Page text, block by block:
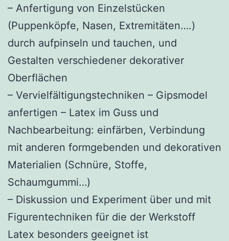
– Anfertigung von Einzelstücken
(Puppenköpfe, Nasen, Extremitäten….)
durch aufpinseln und tauchen, und
Gestalten verschiedener dekorativer
Oberflächen
– Vervielfältigungstechniken – Gipsmodel
anfertigen – Latex im Guss und
Nachbearbeitung: einfärben, Verbindung
mit anderen formgebenden und dekorativen
Materialien (Schnüre, Stoffe,
Schaumgummi…)
– Diskussion und Experiment über und mit
Figurentechniken für die der Werkstoff
Latex besonders geeignet ist